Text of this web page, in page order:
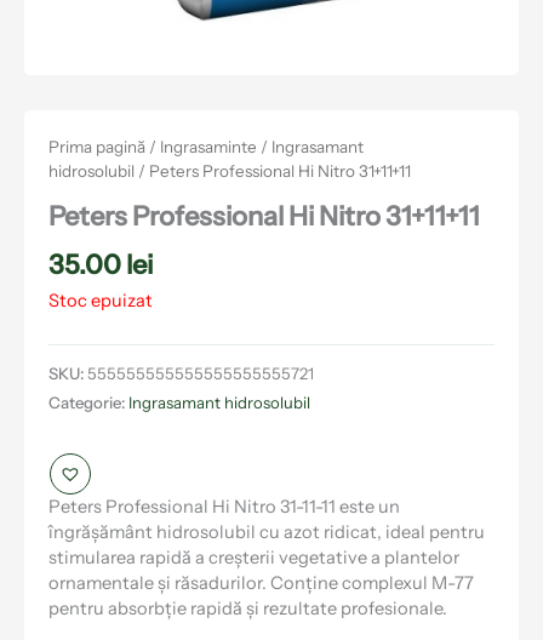
Prima pagină / Ingrasaminte / Ingrasamant
hidrosolubil / Peters Professional Hi Nitro 31+11+11
Peters Professional Hi Nitro 31+11+11
35.00lei
Peters Professional Hi Nitro 31-11-11 este un
îngrășământ hidrosolubil cu azot ridicat, ideal pentru
stimularea rapidă a creșterii vegetative a plantelor
ornamentale și răsadurilor. Conține complexul M-77
pentru absorbție rapidă și rezultate profesionale.
Stoc epuizat
SKU:555555555555555555555721
Categorie: Ingrasamant hidrosolubil